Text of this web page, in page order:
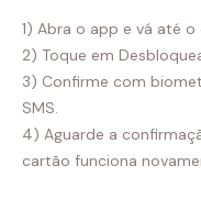
1) Abra o app e vá até
2) Toque em
3) Confirme com
SMS.
4) Aguarde a
cartão funciona